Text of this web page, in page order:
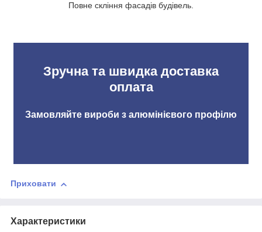
Повне скління фасадів будівель.
Зручна та швидка доставка
оплата
Замовляйте вироби з алюмінієвого профілю
Приховати
Характеристики